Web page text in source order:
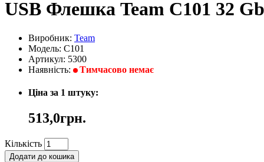
USB Флешка Team C101 32
Виробник: Team
Модель: C101
Артикул: 5300
Наявність:
Тимчасово немає
Ціна за 1 штуку:
513,0грн.
Кількість
Додати до кошика